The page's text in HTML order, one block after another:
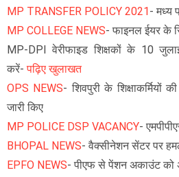
MP TRANSFER POLICY 2021 - मध्य
MP COLLEGE NEWS- फाइनल ईयर के
MP-DPI वेरीफाइड शिक्षकों के 10
करें-पढ़िए खुलाखत
OPS NEWS- शिवपुरी के शिक्षाकर्मियों
जारी किए
MP POLICE DSP VACANCY-
BHOPAL NEWS- वैक्सीनेशन सेंटर पर
EPFO NEWS- पीएफ से पेंशन अकाउंट को